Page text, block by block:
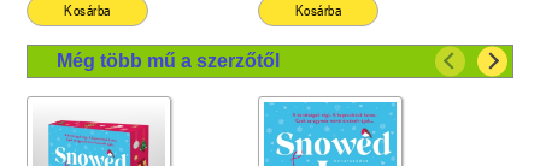
Kosárba Kosárba
Még több mű a szerzőtől